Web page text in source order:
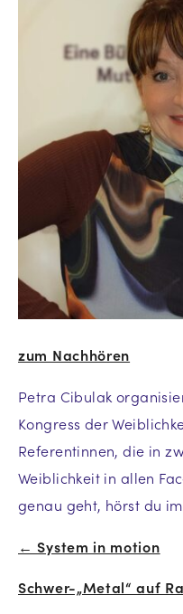
zum Nachhören
Petra Cibulak
Kongress der
Referentinnen, die in
Weiblichkeit in allen
genau geht, hörst du
Beitrags-
Navigation
← System in motion
Schwer-„Metal“ auf